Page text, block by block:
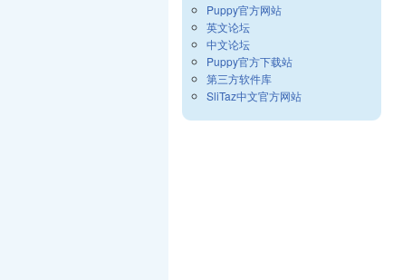
Puppy官方网站
英文论坛
中文论坛
Puppy官方下载站
第三方软件库
SliTaz中文官方网站